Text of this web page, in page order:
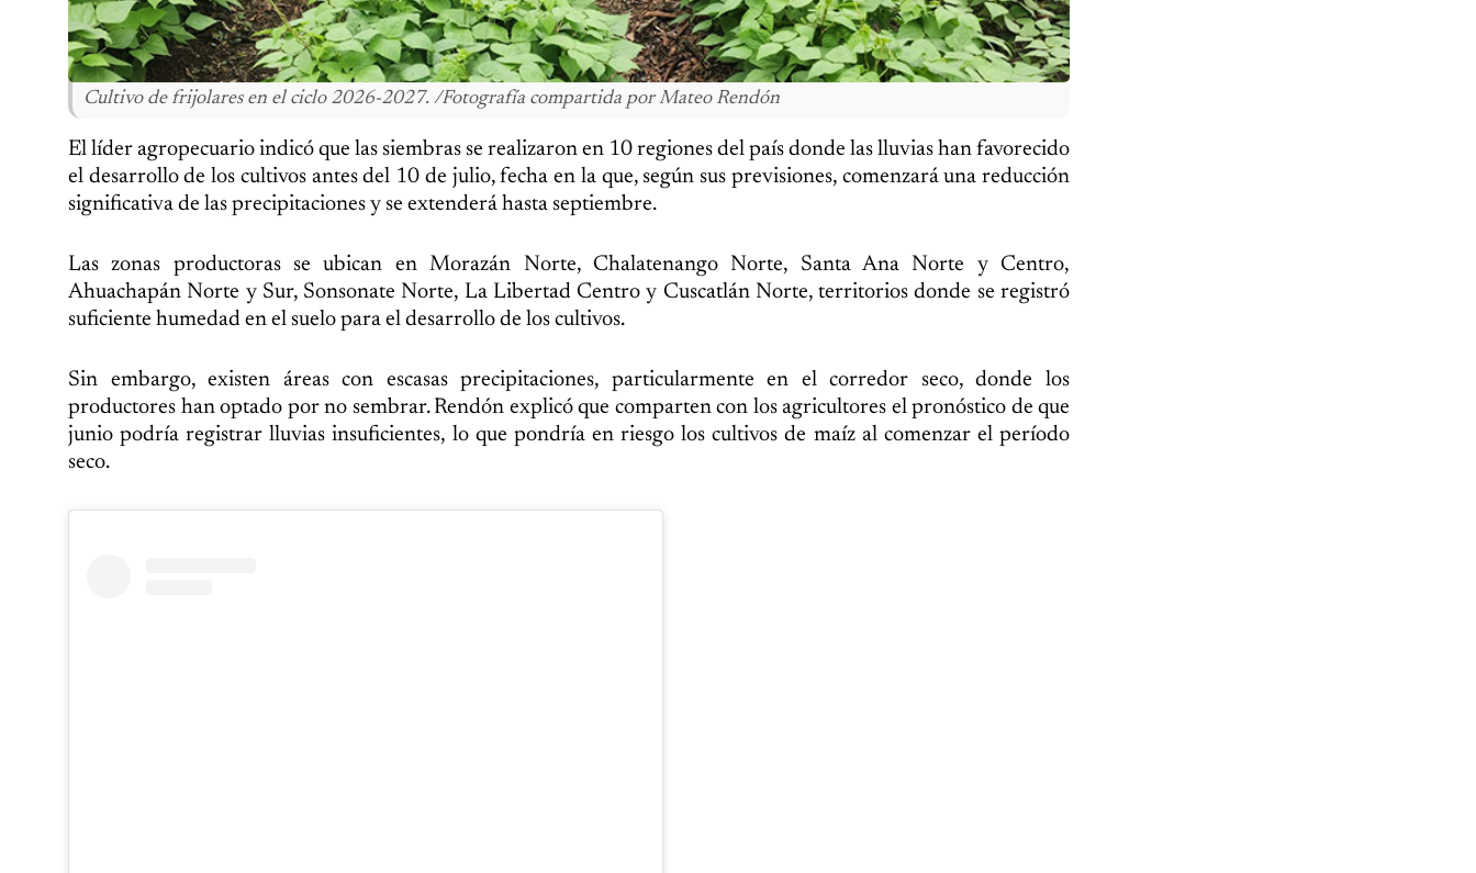
Cultivo de frijolares en el ciclo 2026-2027. /Fotografía compartida por Mateo Rendón
El líder agropecuario indicó que las siembras se realizaron en 10 regiones del país donde las lluvias han favorecido
el desarrollo de los cultivos antes del 10 de julio, fecha en la que, según sus previsiones, comenzará una reducción
significativa de las precipitaciones y se extenderá hasta septiembre.
Las zonas productoras se ubican en Morazán Norte, Chalatenango Norte, Santa Ana Norte y Centro,
Ahuachapán Norte y Sur, Sonsonate Norte, La Libertad Centro y Cuscatlán Norte, territorios donde se registró
suficiente humedad en el suelo para el desarrollo de los cultivos.
Sin embargo, existen áreas con escasas precipitaciones, particularmente en el corredor seco, donde los
productores han optado por no sembrar. Rendón explicó que comparten con los agricultores el pronóstico de que
junio podría registrar lluvias insuficientes, lo que pondría en riesgo los cultivos de maíz al comenzar el período
seco.